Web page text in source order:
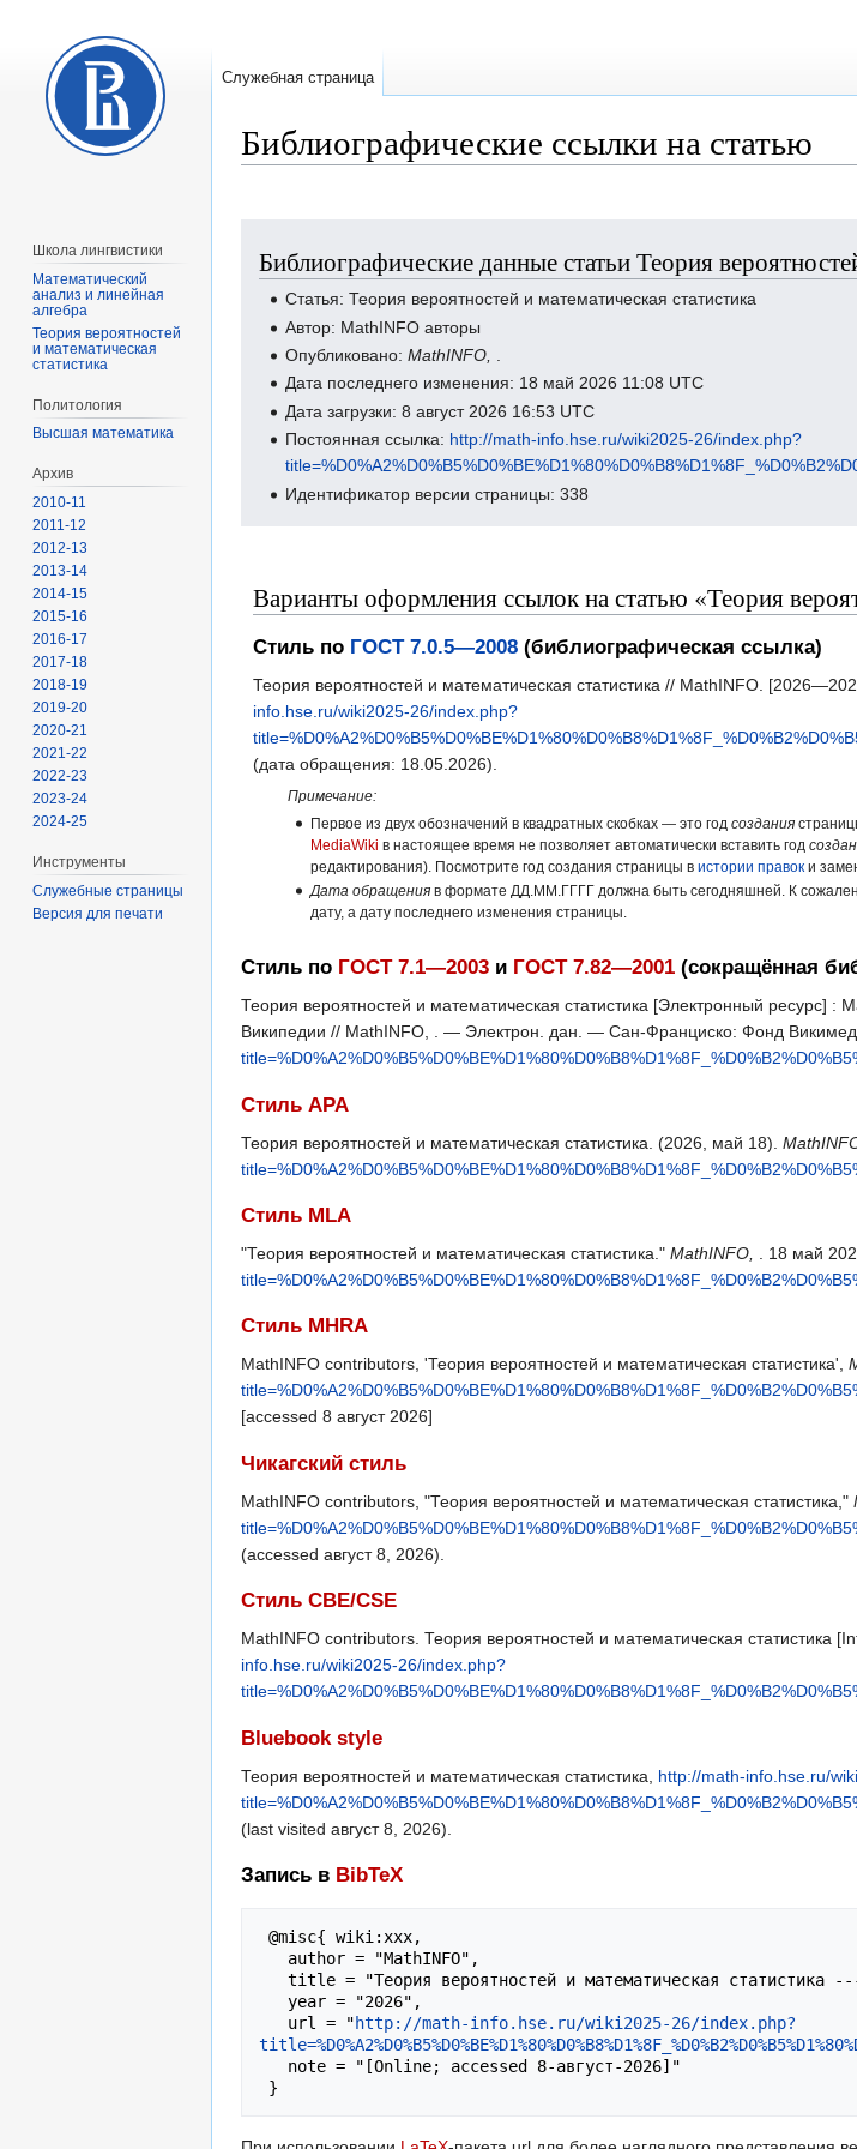
Библиографические ссылки на статью
навигации
поиску
Библиографические данные статьи Теория
Статья: Теория вероятностей и математическая статистика
Автор: MathINFO авторы
Опубликовано:MathINFO,
Дата последнего изменения: 18 май 2026 11:08 UTC
Дата загрузки: 8 август 2026 16:53 UTC
Постоянная ссылка: http://math-info.hse.ru/wiki2025-26/index.php?
Идентификатор версии страницы: 338
Варианты оформления ссылок на статью «Теория
Стиль по ГОСТ 7.0.5—2008 (библиографическая ссылка)
Теория вероятностей и математическая статистика // MathINFO.
info.hse.ru/wiki2025-26/index.php?
(дата обращения: 18.05.2026).
Примечание:
Первое из двух обозначений в квадратных скобках — это год создания
MediaWiki в настоящее время не позволяет автоматически вставить год
редактирования). Посмотрите год создания страницы в истории правоки
Дата обращенияв формате ДД.ММ.ГГГГ должна быть сегодняшней. К
дату, а дату последнего изменения страницы.
Стиль по ГОСТ 7.1—2003 и ГОСТ 7.82—2001 (сокращённая
Теория вероятностей и математическая статистика [Электронный
Википедии // MathINFO, . — Электрон. дан. — Сан-Франциско: Фонд
Стиль APA
Теория вероятностей и математическая статистика. (2026, май 18).
Стиль MLA
"Теория вероятностей и математическая статистика." MathINFO, . 18 май
Стиль MHRA
MathINFO contributors, 'Теория вероятностей и математическая статистика',
[accessed 8 август 2026]
Чикагский стиль
MathINFO contributors, "Теория вероятностей и математическая статистика,"
(accessed август 8, 2026).
Стиль CBE/CSE
MathINFO contributors. Теория вероятностей и математическая
info.hse.ru/wiki2025-26/index.php?
Bluebook style
Теория вероятностей и математическая статистика, http://math-info.hse.ru/
(last visited август 8, 2026).
Запись в BibTeX
   url = "
http://math-info.hse.ru/wiki2025-26/index.php?
Служебная страница
Школа лингвистики
Математический
анализ и линейная
алгебра
Теория вероятностей
и математическая
статистика
Политология
Высшая математика
Архив
2010-11
2011-12
2012-13
2013-14
2014-15
2015-16
2016-17
2017-18
2018-19
2019-20
2020-21
2021-22
2022-23
2023-24
2024-25
Инструменты
Служебные страницы
Версия для печати